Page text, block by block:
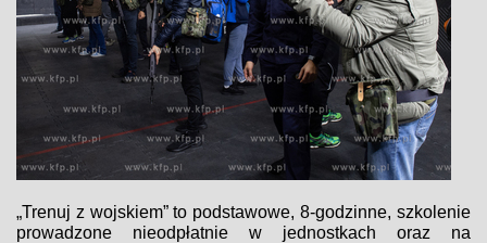
„Trenuj z wojskiem” to podstawowe, 8-godzinne, szkolenie
prowadzone nieodpłatnie w jednostkach oraz na